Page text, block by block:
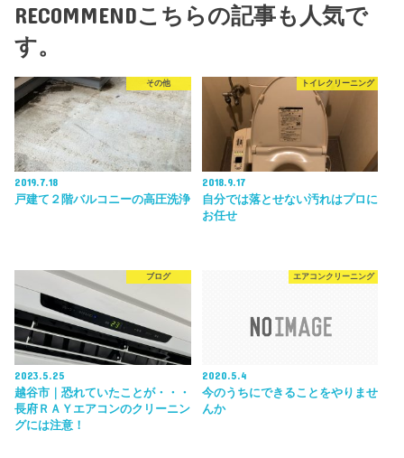
RECOMMENDこちらの記事も人気で
す。
その他
2019.7.18
戸建て２階バルコニーの高圧洗浄
トイレクリーニング
2018.9.17
自分では落とせない汚れはプロに
お任せ
ブログ
2023.5.25
越谷市｜恐れていたことが・・・
長府ＲＡＹエアコンのクリーニン
グには注意！
エアコンクリーニング
2020.5.4
今のうちにできることをやりませ
んか